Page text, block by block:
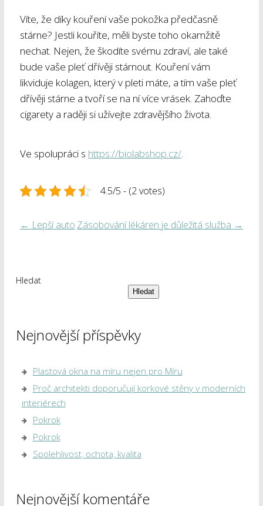
Víte, že díky kouření vaše pokožka předčasně
stárne? Jestli kouříte, měli byste toho okamžitě
nechat. Nejen, že škodíte svému zdraví, ale také
bude vaše pleť dřívěji stárnout. Kouření vám
likviduje kolagen, který v pleti máte, a tím vaše pleť
dřívěji stárne a tvoří se na ní více vrásek. Zahoďte
cigarety a raději si užívejte zdravějšího života.
Ve spolupráci s https://biolabshop.cz/.
4.5/5 - (2 votes)
Zásobování lékáren je důležitá služba →
← Lepší auto
Hledat
Hledat
Nejnovější příspěvky
Plastová okna na míru nejen pro Míru
Proč architekti doporučují korkové stěny v moderních
interiérech
Pokrok
Pokrok
Spolehlivost, ochota, kvalita
Nejnovější komentáře